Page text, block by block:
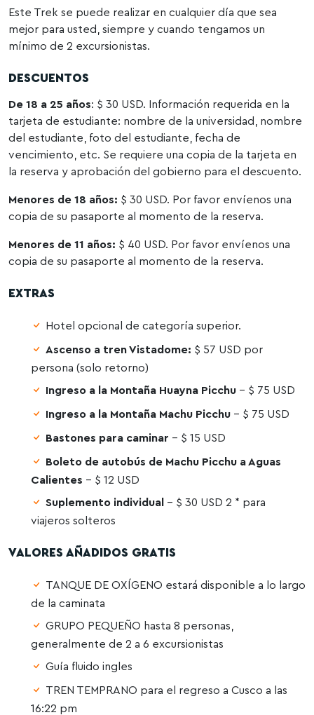
Este Trek se puede realizar en cualquier día que sea
mejor para usted, siempre y cuando tengamos un
mínimo de 2 excursionistas.
DESCUENTOS
De 18 a 25 años: $ 30 USD. Información requerida en la
tarjeta de estudiante: nombre de la universidad, nombre
del estudiante, foto del estudiante, fecha de
vencimiento, etc. Se requiere una copia de la tarjeta en
la reserva y aprobación del gobierno para el descuento.
Menores de 18 años: $ 30 USD. Por favor envíenos una
copia de su pasaporte al momento de la reserva.
Menores de 11 años: $ 40 USD. Por favor envíenos una
copia de su pasaporte al momento de la reserva.
EXTRAS
Hotel opcional de categoría superior.
Ascenso a tren Vistadome: $ 57 USD por
persona (solo retorno)
Ingreso a la Montaña Huayna Picchu – $ 75 USD
Ingreso a la Montaña Machu Picchu – $ 75 USD
Bastones para caminar – $ 15 USD
Boleto de autobús de Machu Picchu a Aguas
Calientes – $ 12 USD
Suplemento individual – $ 30 USD 2 * para
viajeros solteros
VALORES AÑADIDOS GRATIS
TANQUE DE OXÍGENO estará disponible a lo largo
de la caminata
GRUPO PEQUEÑO hasta 8 personas,
generalmente de 2 a 6 excursionistas
Guía fluido ingles
TREN TEMPRANO para el regreso a Cusco a las
16:22 pm